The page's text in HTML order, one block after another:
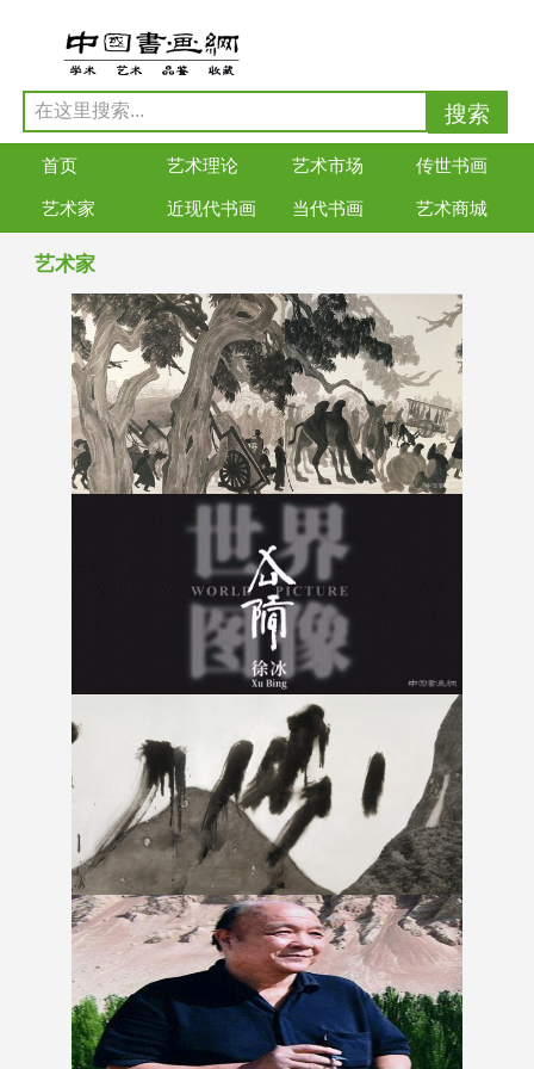
首页 艺术理论 艺术市场 传世书画
艺术家 近现代书画 当代书画 艺术商城
艺术家